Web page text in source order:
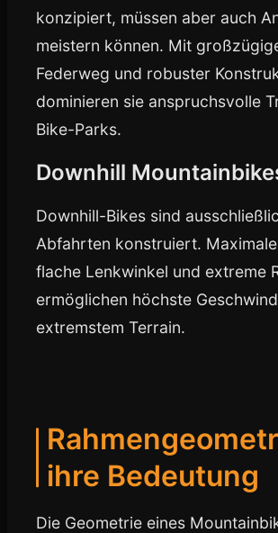
konzipiert, müssen aber auch
meistern können. Mit
Federweg und robuster
dominieren sie anspruchsvolle
Bike-Parks.
Downhill
Downhill-Bikes sind
Abfahrten konstruiert.
flache Lenkwinkel und extreme
ermöglichen höchste
extremstem Terrain.
ihre Bedeutung
Die Geometrie eines